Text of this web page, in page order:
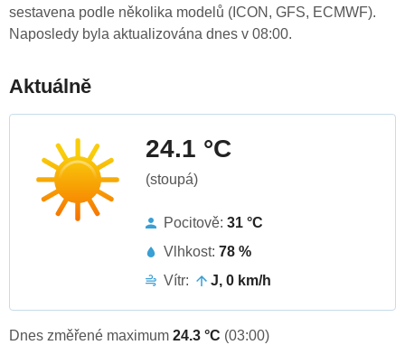
sestavena podle několika modelů (ICON, GFS, ECMWF).
Naposledy byla aktualizována dnes v 08:00.
Aktuálně
24.1 °C
(stoupá)
Pocitově: 31 °C
Vlhkost: 78 %
Vítr:
J, 0 km/h
Dnes změřené maximum 24.3 °C (03:00)